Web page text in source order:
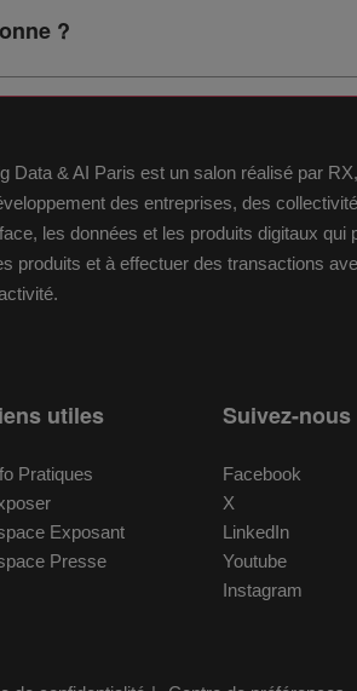
?
Data & AI Paris est un salon réalisé par
des entreprises, des
les données et les produits digitaux
produits et à effectuer des transactions
utiles
Pratiques
Exposant
Presse
Suivez-nous
Facebook
X
LinkedIn
Youtube
Instagram